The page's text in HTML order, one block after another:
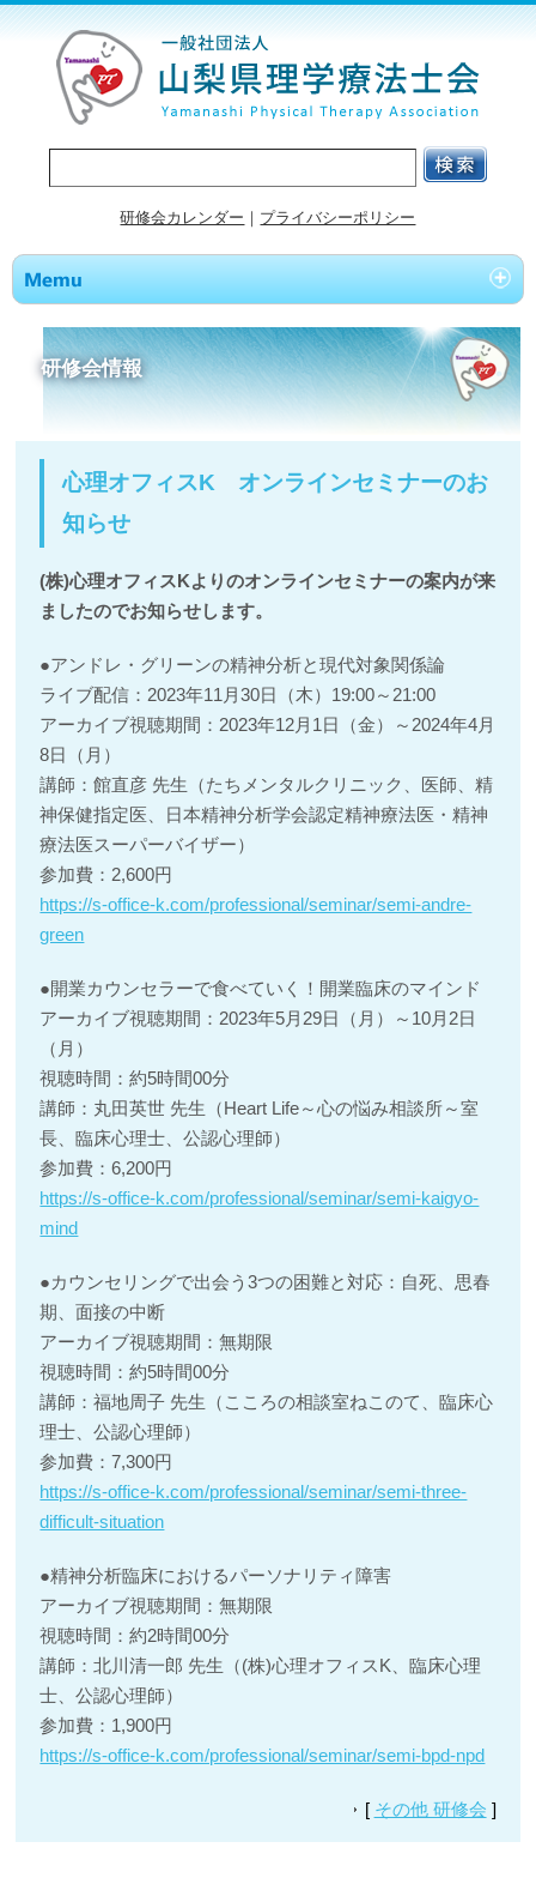
研修会カレンダー ｜ プライバシーポリシー
研修会情報
心理オフィスK オンラインセミナーのお
知らせ
(株)心理オフィスKよりのオンラインセミナーの案内が来
ましたのでお知らせします。
●アンドレ・グリーンの精神分析と現代対象関係論
ライブ配信：2023年11月30日（木）19:00～21:00
アーカイブ視聴期間：2023年12月1日（金）～2024年4月
8日（月）
講師：館直彦 先生（たちメンタルクリニック、医師、精
神保健指定医、日本精神分析学会認定精神療法医・精神
療法医スーパーバイザー）
参加費：2,600円
https://s-office-k.com/professional/seminar/semi-andre-
green
●開業カウンセラーで食べていく！開業臨床のマインド
アーカイブ視聴期間：2023年5月29日（月）～10月2日
（月）
視聴時間：約5時間00分
講師：丸田英世 先生（Heart Life～心の悩み相談所～室
長、臨床心理士、公認心理師）
参加費：6,200円
https://s-office-k.com/professional/seminar/semi-kaigyo-
mind
●カウンセリングで出会う3つの困難と対応：自死、思春
期、面接の中断
アーカイブ視聴期間：無期限
視聴時間：約5時間00分
講師：福地周子 先生（こころの相談室ねこのて、臨床心
理士、公認心理師）
参加費：7,300円
https://s-office-k.com/professional/seminar/semi-three-
difficult-situation
●精神分析臨床におけるパーソナリティ障害
アーカイブ視聴期間：無期限
視聴時間：約2時間00分
講師：北川清一郎 先生（(株)心理オフィスK、臨床心理
士、公認心理師）
参加費：1,900円
https://s-office-k.com/professional/seminar/semi-bpd-npd
[ その他 研修会 ]